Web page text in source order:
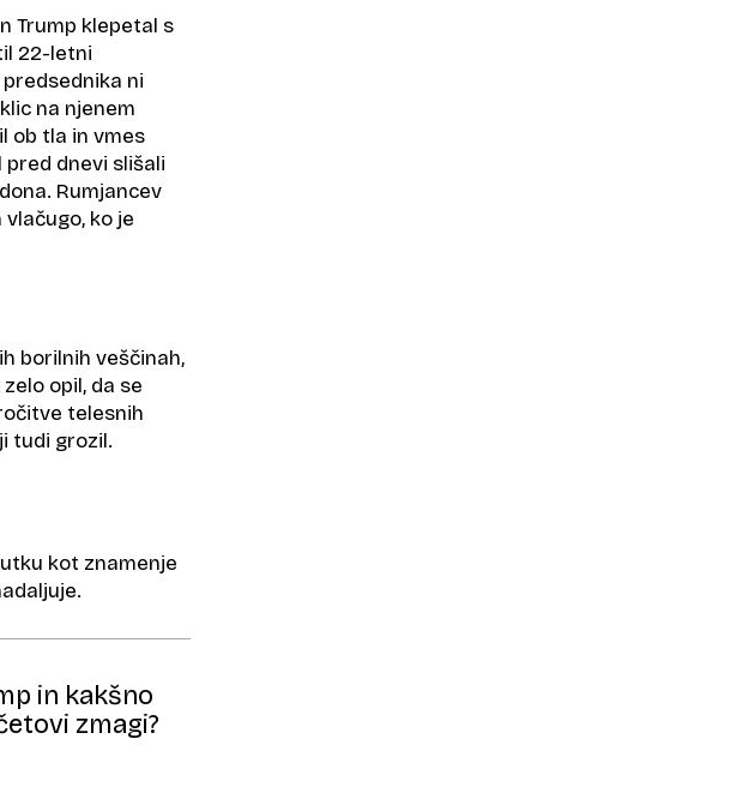
Trump klepetal s
22-letni
ni
na njenem
ob tla in vmes
pred dnevi slišali
Rumjancev
ko je
borilnih veščinah,
opil, da se
telesnih
tudi grozil.
kot znamenje
in kakšno
zmagi?